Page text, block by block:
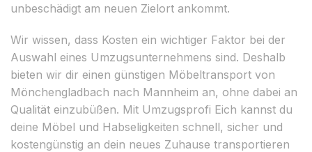
unbeschädigt am neuen Zielort ankommt.
Wir wissen, dass Kosten ein wichtiger Faktor bei der
Auswahl eines Umzugsunternehmens sind. Deshalb
bieten wir dir einen günstigen Möbeltransport von
Mönchengladbach nach Mannheim an, ohne dabei an
Qualität einzubüßen. Mit Umzugsprofi Eich kannst du
deine Möbel und Habseligkeiten schnell, sicher und
kostengünstig an dein neues Zuhause transportieren